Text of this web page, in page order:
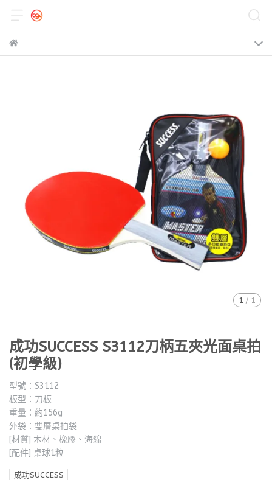
1 / 1
成功SUCCESS S3112刀柄五夾光面桌拍
(初學級)
型號：S3112
板型：刀板
重量：約156g
外袋：雙層桌拍袋
[材質] 木材、橡膠、海綿
[配件] 桌球1粒
成功SUCCESS